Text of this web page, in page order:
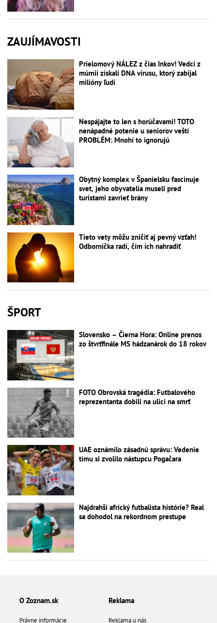
ZAUJÍMAVOSTI
Prielomový NÁLEZ z čias Inkov! Vedci z
múmií získali DNA vírusu, ktorý zabíjal
milióny ľudí
Nespájajte to len s horúčavami! TOTO
nenápadné potenie u seniorov veští
PROBLÉM: Mnohí to ignorujú
Obytný komplex v Španielsku fascinuje
svet, jeho obyvatelia museli pred
turistami zavrieť brány
Tieto vety môžu zničiť aj pevný vzťah!
Odborníčka radí, čím ich nahradiť
ŠPORT
Slovensko – Čierna Hora: Online prenos
zo štvrťfinále MS hádzanárok do 18 rokov
FOTO Obrovská tragédia: Futbalového
reprezentanta dobili na ulici na smrť
UAE oznámilo zásadnú správu: Vedenie
tímu si zvolilo nástupcu Pogačara
Najdrahší africký futbalista histórie? Real
sa dohodol na rekordnom prestupe
O Zoznam.sk
Právne informácie
Reklama
Reklama u nás